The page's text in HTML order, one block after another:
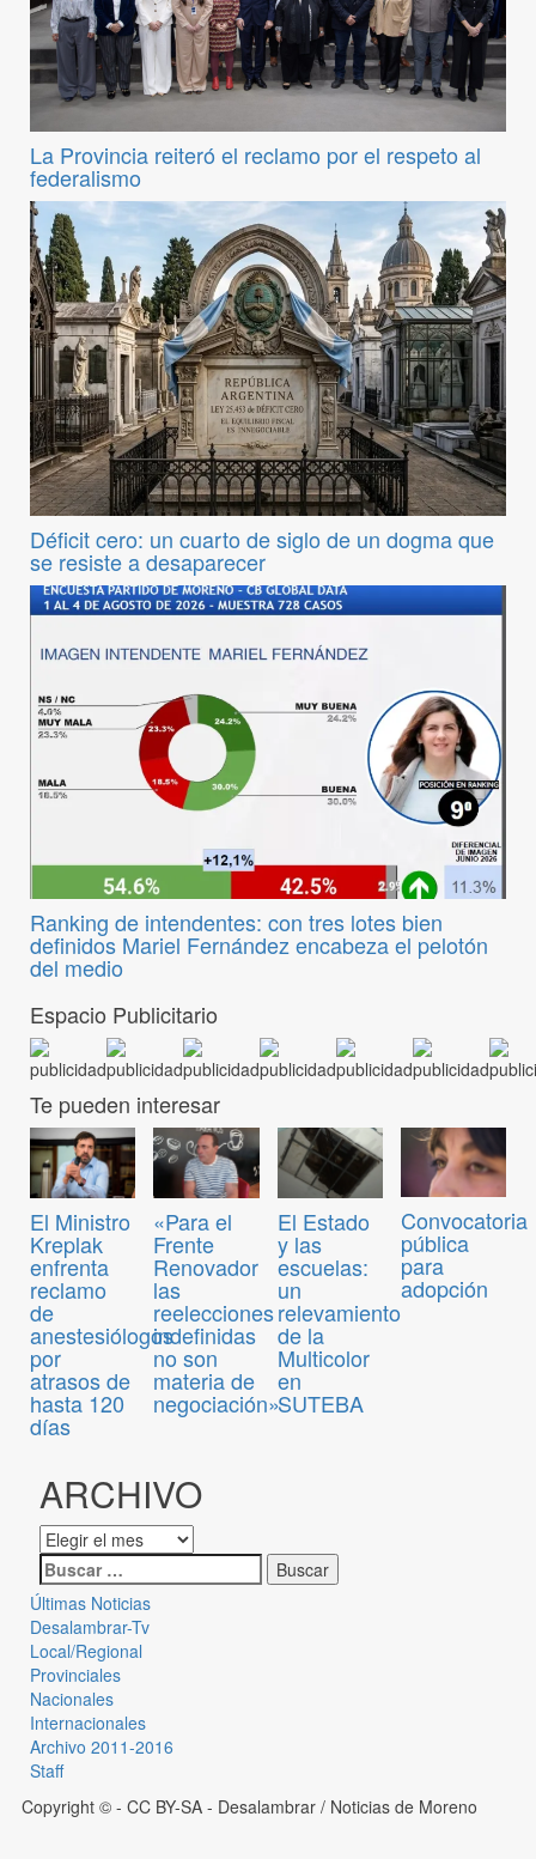
La Provincia reiteró el reclamo por el respeto al
federalismo
Déficit cero: un cuarto de siglo de un dogma que
se resiste a desaparecer
Ranking de intendentes: con tres lotes bien
definidos Mariel Fernández encabeza el pelotón
del medio
Espacio Publicitario
Te pueden interesar
El Ministro
Kreplak
enfrenta
reclamo
de
anestesiólogos
por
atrasos de
hasta 120
días
«Para el
Frente
Renovador
las
reelecciones
indefinidas
no son
materia de
negociación»
El Estado
y las
escuelas:
un
relevamiento
de la
Multicolor
en
SUTEBA
Convocatoria
pública
para
adopción
ARCHIVO
Últimas Noticias
Desalambrar-Tv
Local/Regional
Provinciales
Nacionales
Internacionales
Archivo 2011-2016
Staff
Copyright © - CC BY-SA - Desalambrar / Noticias de Moreno